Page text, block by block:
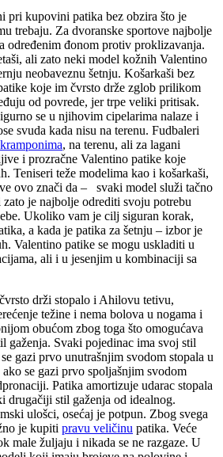
pri kupovini patika bez obzira što je
trebaju. Za dvoranske sportove najbolje
određenim đonom protiv proklizavanja.
ali zato neki model kožnih Valentino
neobaveznu šetnju. Košarkaši bez
koje im čvrsto drže zglob prilikom
od povrede, jer trpe veliki pritisak.
se u njihovim cipelarima nalaze i
svuda kada nisu na terenu. Fudbaleri
kramponima, na terenu, ali za lagani
i prozračne Valentino patike koje
Teniseri teže modelima kao i košarkaši,
ovo znači da –
svaki model služi tačno
je najbolje odrediti svoju potrebu
Ukoliko vam je cilj siguran korak,
a kada je patika za šetnju – izbor je
Valentino patike se mogu uskladiti u
ali i u jesenjim u kombinaciji sa
drži stopalo i Ahilovu tetivu,
težine i nema bolova u nogama i
obućom zbog toga što omogućava
gaženja. Svaki pojedinac ima svoj stil
gazi prvo unutrašnjim svodom stopala u
se gazi prvo spoljašnjim svodom
Patika amortizuje udarac stopala
drugačiji stil gaženja od idealnog.
ulošci, osećaj je potpun. Zbog svega
je kupiti pravu veličinu patika. Veće
male žuljaju i nikada se ne razgaze. U